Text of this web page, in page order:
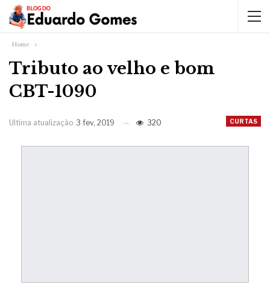
Home
Tributo ao velho e bom
CBT-1090
CURTAS
Ultima atualização 3 fev, 2019 320